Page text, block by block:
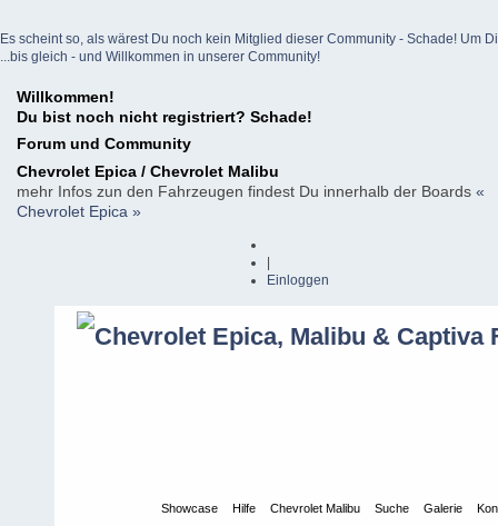
Es scheint so, als wärest Du noch kein Mitglied dieser Community - Schade! Um
...bis gleich - und Willkommen in unserer Community!
Willkommen!
Du bist noch nicht registriert? Schade!
Forum und Community
Chevrolet Epica / Chevrolet Malibu
mehr Infos zun den Fahrzeugen findest Du innerhalb der Boards «
Chevrolet Epica »
Einloggen
Showcase Hilfe Chevrolet Malibu Suche Galerie